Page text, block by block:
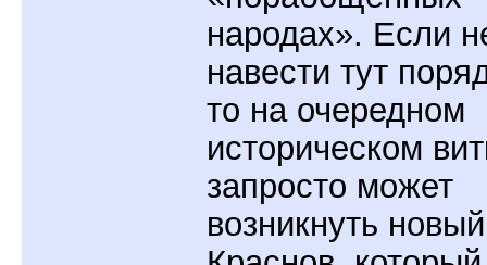
народах». Если
навести тут
то на очередном
историческом
запросто может
возникнуть новый